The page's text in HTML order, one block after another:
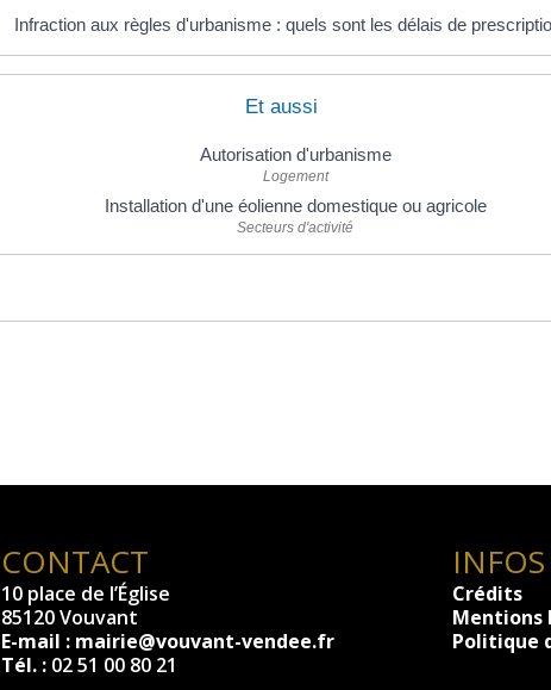
Infraction aux règles d'urbanisme : quels sont les délais de
Et aussi
Autorisation d'urbanisme
Logement
Installation d'une éolienne domestique ou agricole
Secteurs d'activité
CONTACT
10 place de l’Église
85120 Vouvant
E-mail : mairie@vouvant-vendee.fr
Tél. :02 51 00 80 21
Crédits
Mentions
Politique